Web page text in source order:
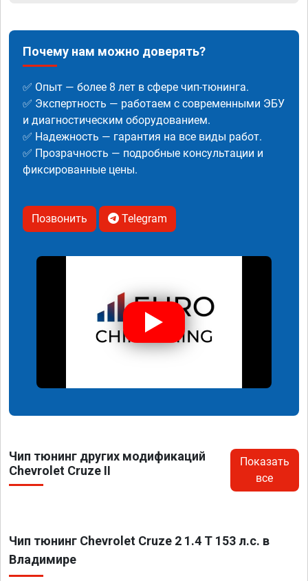
Почему нам можно доверять?
✅ Опыт — более 8 лет в сфере чип-тюнинга.
✅ Экспертность — работаем с современными ЭБУ
и диагностическим оборудованием.
✅ Надежность — гарантия на все виды работ.
✅ Прозрачность — подробные консультации и
фиксированные цены.
Позвонить Telegram
Чип тюнинг других модификаций
Chevrolet Cruze II
Показать
все
Чип тюнинг Chevrolet Cruze 2 1.4 T 153 л.с. в
Владимире